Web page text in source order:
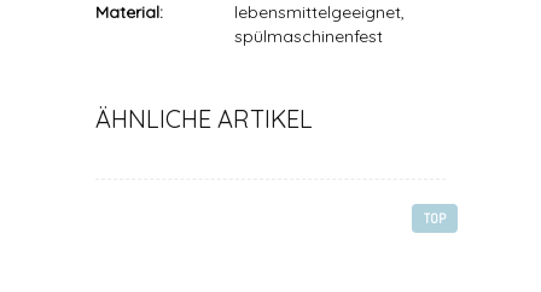
Material:
lebensmittelgeeignet,
spülmaschinenfest
ÄHNLICHE ARTIKEL
TOP